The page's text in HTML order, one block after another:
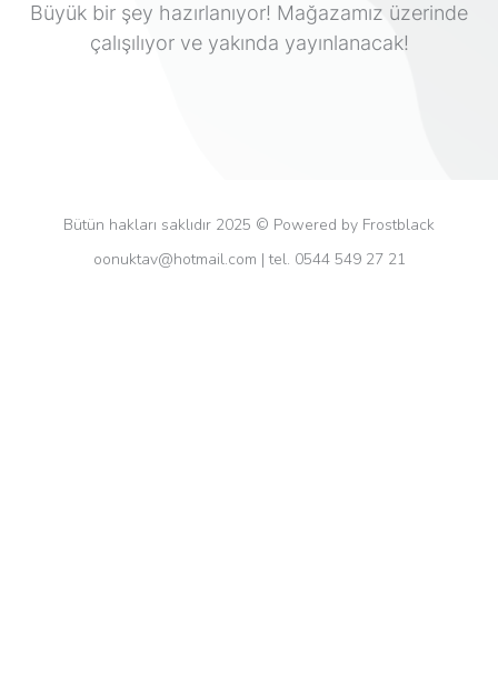
Büyük bir şey hazırlanıyor! Mağazamız üzerinde
çalışılıyor ve yakında yayınlanacak!
Bütün hakları saklıdır 2025 © Powered by Frostblack
oonuktav@hotmail.com | tel. 0544 549 27 21